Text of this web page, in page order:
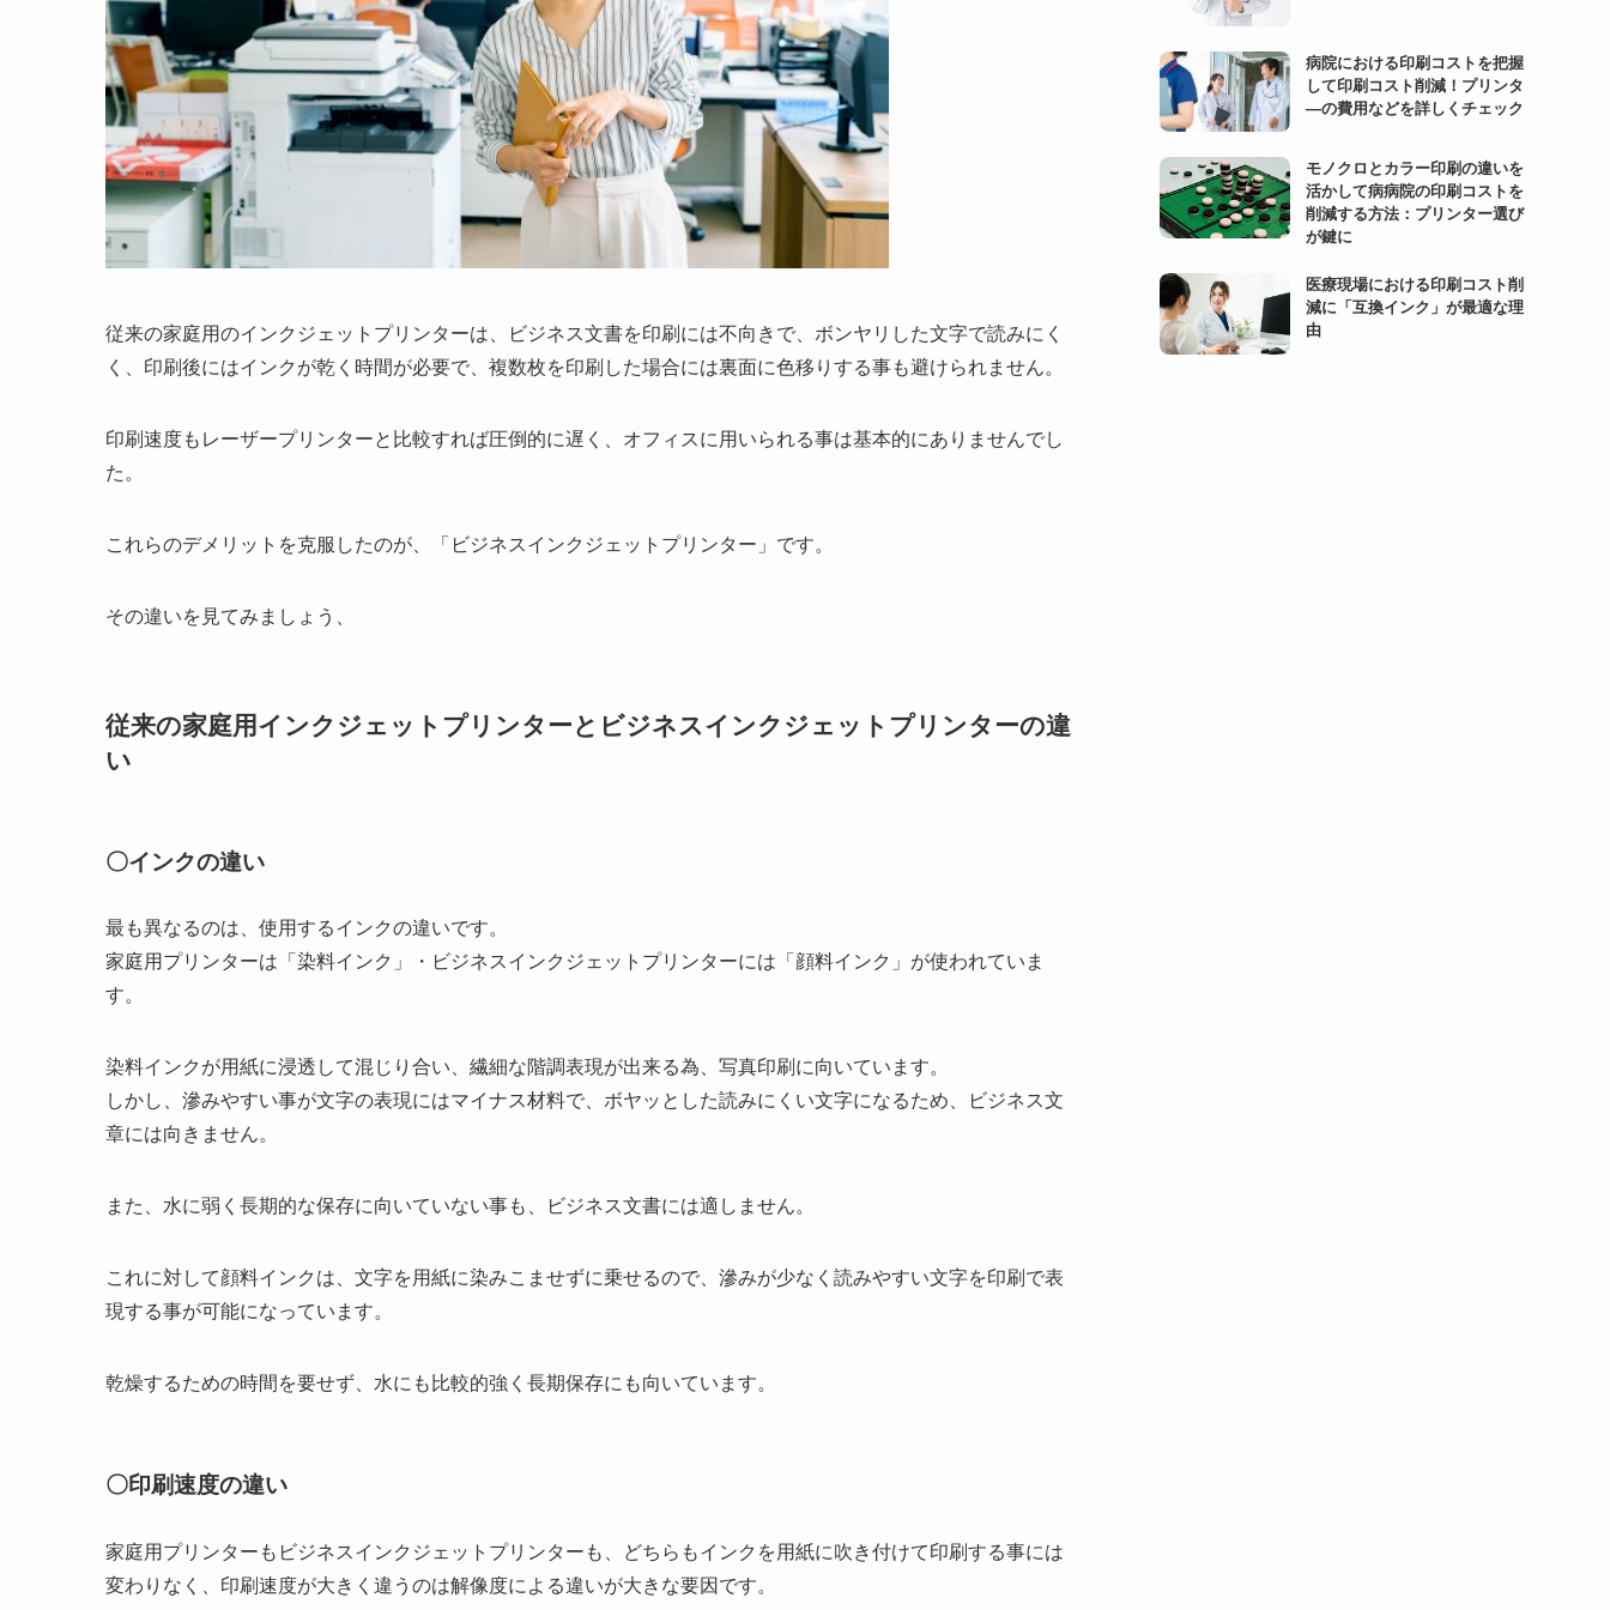
従来の家庭用のインクジェットプリンターは、ビジネス文書を印刷には不向きで、ボンヤリした文字で読みにく
く、印刷後にはインクが乾く時間が必要で、複数枚を印刷した場合には裏面に色移りする事も避けられません。
印刷速度もレーザープリンターと比較すれば圧倒的に遅く、オフィスに用いられる事は基本的にありませんでし
た。
これらのデメリットを克服したのが、「ビジネスインクジェットプリンター」です。
その違いを見てみましょう、
従来の家庭用インクジェットプリンターとビジネスインクジェットプリンターの違
い
〇インクの違い
最も異なるのは、使用するインクの違いです。
家庭用プリンターは「染料インク」・ビジネスインクジェットプリンターには「顔料インク」が使われていま
す。
染料インクが用紙に浸透して混じり合い、繊細な階調表現が出来る為、写真印刷に向いています。
しかし、滲みやすい事が文字の表現にはマイナス材料で、ボヤッとした読みにくい文字になるため、ビジネス文
章には向きません。
また、水に弱く長期的な保存に向いていない事も、ビジネス文書には適しません。
これに対して顔料インクは、文字を用紙に染みこませずに乗せるので、滲みが少なく読みやすい文字を印刷で表
現する事が可能になっています。
乾燥するための時間を要せず、水にも比較的強く長期保存にも向いています。
〇印刷速度の違い
家庭用プリンターもビジネスインクジェットプリンターも、どちらもインクを用紙に吹き付けて印刷する事には
変わりなく、印刷速度が大きく違うのは解像度による違いが大きな要因です。
病院における印刷コストを把握
して印刷コスト削減！プリンタ
―の費用などを詳しくチェック
モノクロとカラー印刷の違いを
活かして病病院の印刷コストを
削減する方法：プリンター選び
が鍵に
医療現場における印刷コスト削
減に「互換インク」が最適な理
由